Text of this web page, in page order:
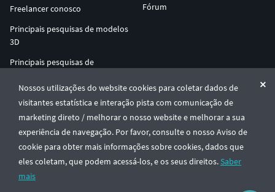
Nossos utilizações do website cookies para coletar dados de
visitantes estatística e interação pista com comunicação de
marketing direto / melhorar o nosso website e melhorar a sua
experiência de navegação. Por favor, consulte o nosso Aviso de
cookie para obter mais informações sobre cookies, dados que
eles coletam, que podem acessá-los, e os seus direitos. Saber
mais
Freelancer conosco
Principais pesquisas de modelos
3D
Principais pesquisas de
Fórum
ENTERPRISE 3D AT SCALE
© CGTrader 2011-2026
UAB CGTrader, Antakalnio st. 17, Vilnius, Lithuania
Termos e CondiçõesPrivacidade🇵🇹 Português